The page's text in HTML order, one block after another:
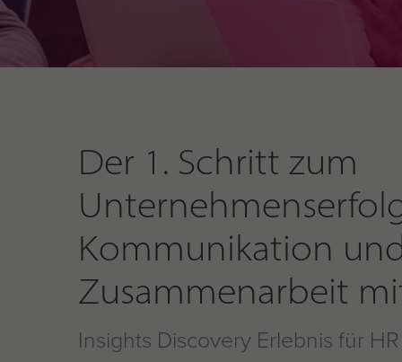
Der 1. Schritt zum
Kommunikation
Zusammenarbeit
Insights Discovery Erlebnis für